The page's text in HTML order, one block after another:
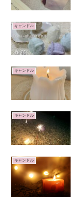
キャンドル
キャンドル
キャンドル
キャンドル